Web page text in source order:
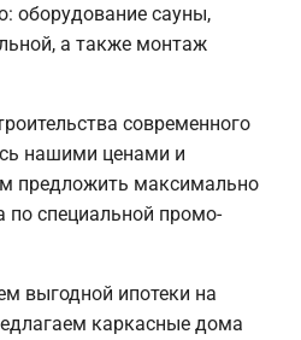
оборудование сауны,
а также монтаж
современного
нашими ценами и
предложить максимально
специальной промо-
выгодной ипотеки на
каркасные дома